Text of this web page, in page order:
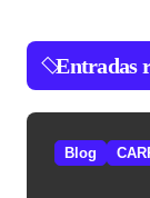
e
Entradas
Blog